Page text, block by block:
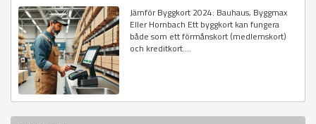
Jämför Byggkort 2024: Bauhaus, Byggmax
Eller Hornbach Ett byggkort kan fungera
både som ett förmånskort (medlemskort)
och kreditkort....